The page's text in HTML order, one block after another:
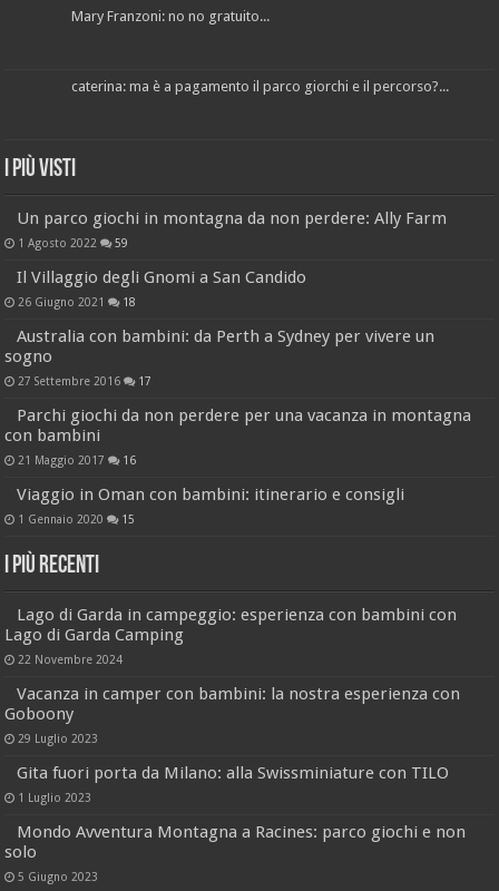
Mary Franzoni: no no gratuito...
caterina: ma è a pagamento il parco giorchi e il percorso?...
I più visti
Un parco giochi in montagna da non perdere: Ally Farm
1 Agosto 2022 59
Il Villaggio degli Gnomi a San Candido
26 Giugno 2021 18
Australia con bambini: da Perth a Sydney per vivere un
sogno
27 Settembre 2016 17
Parchi giochi da non perdere per una vacanza in montagna
con bambini
21 Maggio 2017 16
Viaggio in Oman con bambini: itinerario e consigli
1 Gennaio 2020 15
I più recenti
Lago di Garda in campeggio: esperienza con bambini con
Lago di Garda Camping
22 Novembre 2024
Vacanza in camper con bambini: la nostra esperienza con
Goboony
29 Luglio 2023
Gita fuori porta da Milano: alla Swissminiature con TILO
1 Luglio 2023
Mondo Avventura Montagna a Racines: parco giochi e non
solo
5 Giugno 2023